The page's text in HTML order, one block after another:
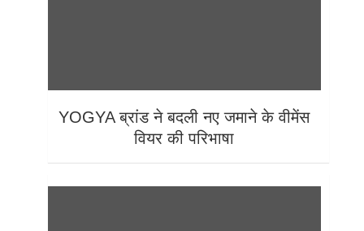
YOGYA ब्रांड ने बदली नए जमाने के वीमेंस
वियर की परिभाषा